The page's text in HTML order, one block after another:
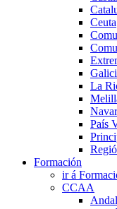
Ceuta
La
País
Formación
ir á
CCAA